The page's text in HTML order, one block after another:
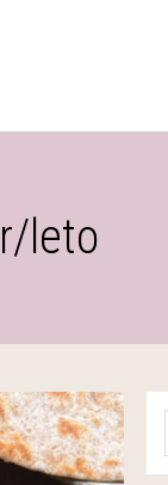
leto